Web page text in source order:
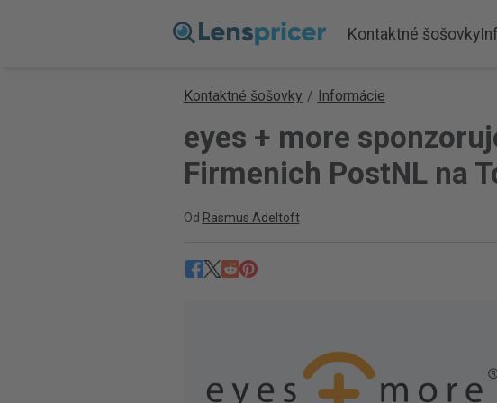
Kontaktné šošovky
Kontaktné šošovky / Informácie
eyes + more
Firmenich PostNL na
Od Rasmus Adeltoft